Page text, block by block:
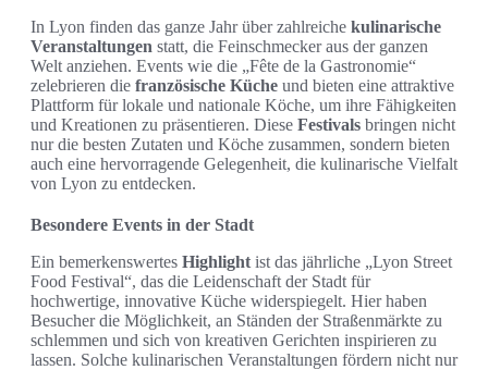
In Lyon finden das ganze Jahr über zahlreiche kulinarische
Veranstaltungen statt, die Feinschmecker aus der ganzen
Welt anziehen. Events wie die „Fête de la Gastronomie“
zelebrieren die französische Küche und bieten eine attraktive
Plattform für lokale und nationale Köche, um ihre Fähigkeiten
und Kreationen zu präsentieren. Diese Festivals bringen nicht
nur die besten Zutaten und Köche zusammen, sondern bieten
auch eine hervorragende Gelegenheit, die kulinarische Vielfalt
von Lyon zu entdecken.
Besondere Events in der Stadt
Ein bemerkenswertes Highlight ist das jährliche „Lyon Street
Food Festival“, das die Leidenschaft der Stadt für
hochwertige, innovative Küche widerspiegelt. Hier haben
Besucher die Möglichkeit, an Ständen der Straßenmärkte zu
schlemmen und sich von kreativen Gerichten inspirieren zu
lassen. Solche kulinarischen Veranstaltungen fördern nicht nur